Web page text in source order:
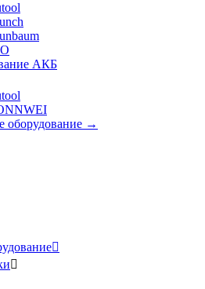
АКБ
оборудование →

